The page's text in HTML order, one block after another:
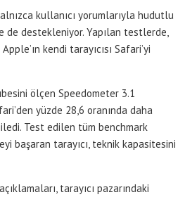
kullanıcı yorumlarıyla hudutlu
destekleniyor. Yapılan testlerde,
kendi tarayıcısı Safari’yi
ölçen Speedometer 3.1
yüzde 28,6 oranında daha
Test edilen tüm benchmark
başaran tarayıcı, teknik kapasitesini
tarayıcı pazarındaki